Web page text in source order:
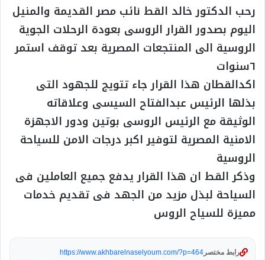
رحب الدكتور خالد القط نائب مصر القديمة والمنيل
اليوم بصدور القرار الروسى بعودة الرحلات الجوية
الروسية الى المنتجعات المصرية بعد توقف استمر
٦سنوات
اكدالقطان هذا القرار جاء تتويج للجهود التى
بذلها الرئيس عبدالفتاح السيسى وعلاقاته
الوثيقة مع الرئيس الروسى بوتين ودور الاجهزة
الامنية المصرية لتوفير اكبر درجات الامن للسياحة
الروسية
وذكر القط ان هذا القرار يدفع جميع العاملين فى
السياحة لبذل مزيد من الجهد فى تقديم خدمات
مميزة للسياح الروس
رابط مختصر https://www.akhbarelnaselyoum.com/?p=464